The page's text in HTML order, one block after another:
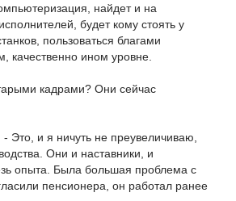
найдет и на
будет кому стоять у
пользоваться благами
качественно ином уровне.
кадрами? Они сейчас
- Это, и я ничуть не преувеличиваю,
Они и наставники, и
опыта. Была большая проблема с
пенсионера, он работал ранее